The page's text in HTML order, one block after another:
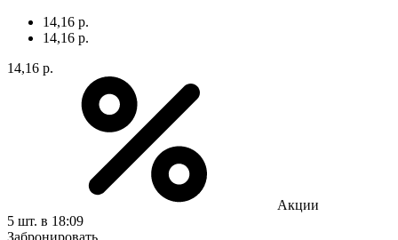
14,16 р.
14,16 р.
14,16 р.
Акции
5 шт. в 18:09
Забронировать